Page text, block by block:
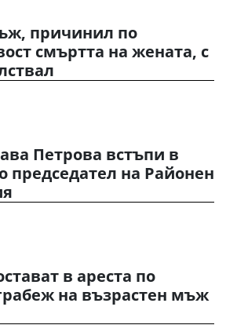
причинил по
смъртта на жената, с
Петрова встъпи в
председател на Районен
в ареста по
на възрастен мъж